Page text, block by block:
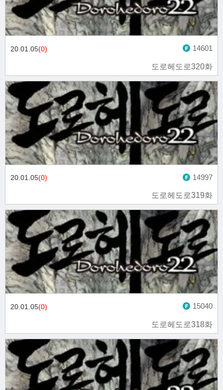
도로헤도로320화
20.01.05(0) 14601
도로헤도로319화
20.01.05(0) 14997
도로헤도로318화
20.01.05(0) 15040